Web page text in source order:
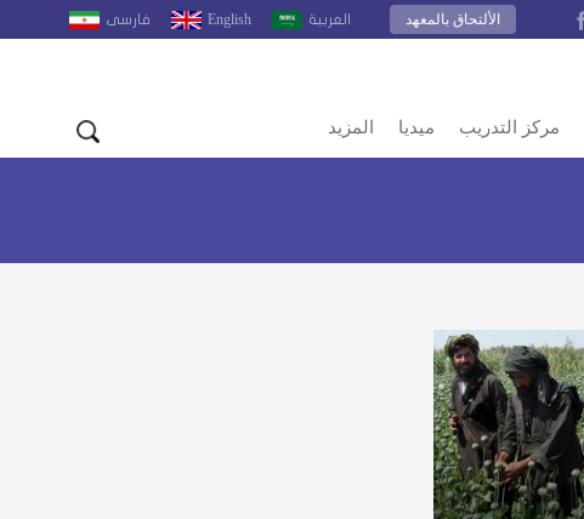
العربية English فارسى الألتحاق بالمعهد
مركز التدريب ميديا المزيد